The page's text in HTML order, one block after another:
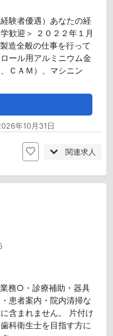
験者優遇）あなたの経
歓迎＞ ２０２２年１月
造全般の仕事を行って
ール用アルミニウム金
ＣＡＭ）、マシニン
年10月31日
関連求人
務○・診療補助・器具
患者案内・院内清掃な
含まれません。 片付け
科衛生士を目指す方に